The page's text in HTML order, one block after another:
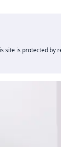
site is protected by